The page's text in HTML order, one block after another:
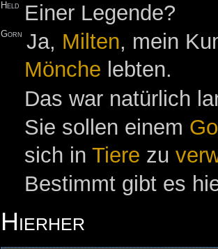
Held Einer Legende?
Gorn Ja, Milten, mein
Mönche lebten.
Das war natürlich
Sie sollen einem
sich inTiere zu
Bestimmt gibt es
Hierher